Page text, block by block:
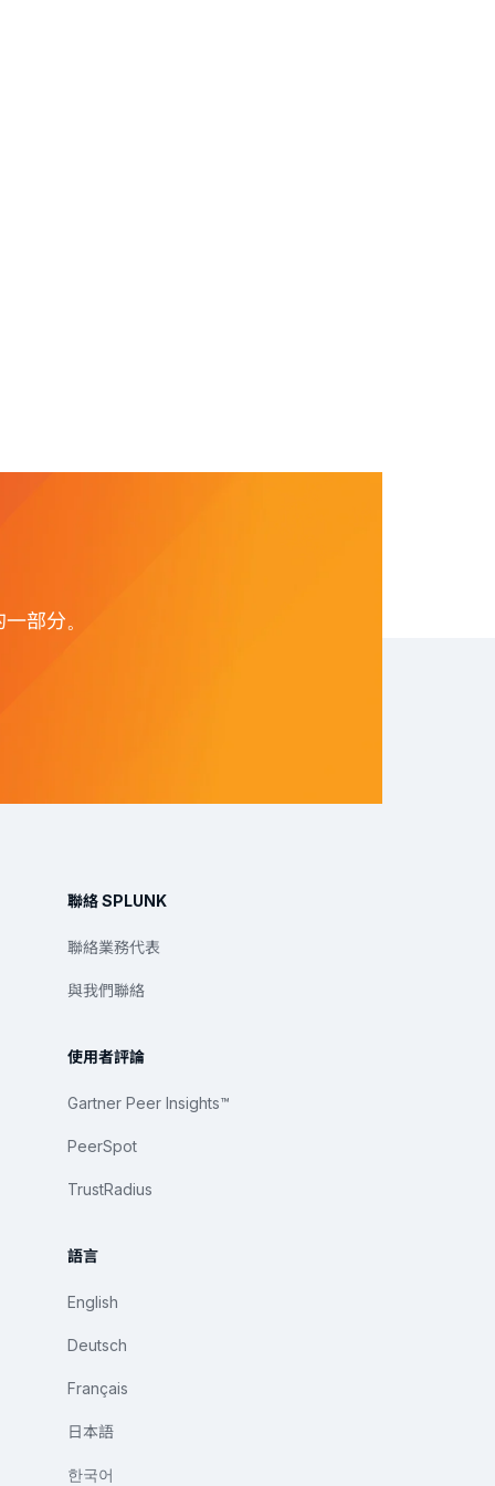
部分。
聯絡 SPLUNK
聯絡業務代表
與我們聯絡
使用者評論
Gartner Peer Insights™
PeerSpot
TrustRadius
語言
English
Deutsch
Français
日本語
한국어